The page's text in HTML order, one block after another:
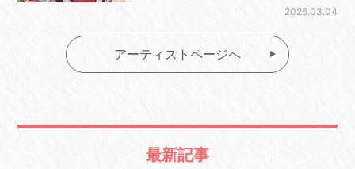
2026.03.04
アーティストページへ
最新記事